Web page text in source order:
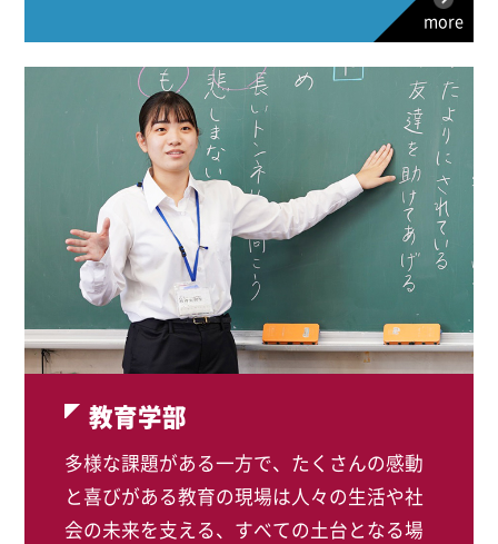
more
教育学部
多様な課題がある一方で、たくさんの感動
と喜びがある教育の現場は人々の生活や社
会の未来を支える、すべての土台となる場